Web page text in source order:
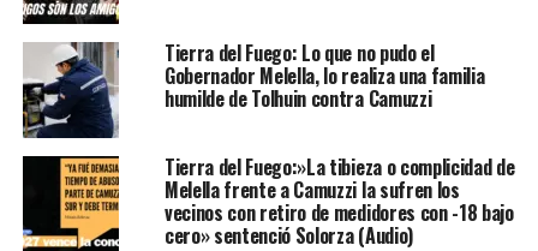
Tierra del Fuego: Lo que no pudo el
Gobernador Melella, lo realiza una familia
humilde de Tolhuin contra Camuzzi
Tierra del Fuego:»La tibieza o complicidad de
Melella frente a Camuzzi la sufren los
vecinos con retiro de medidores con -18 bajo
cero» sentenció Solorza (Audio)